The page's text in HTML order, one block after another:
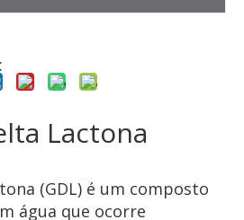
Lactona
(GDL) é um composto
água que ocorre